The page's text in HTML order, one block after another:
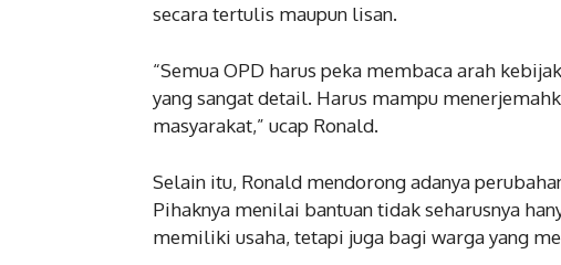
secara tertulis maupun lisan.
“Semua OPD harus peka membaca arah
yang sangat detail. Harus mampu
masyarakat,” ucap Ronald.
Selain itu, Ronald mendorong adanya
Pihaknya menilai bantuan tidak seharusnya
memiliki usaha, tetapi juga bagi warga yang